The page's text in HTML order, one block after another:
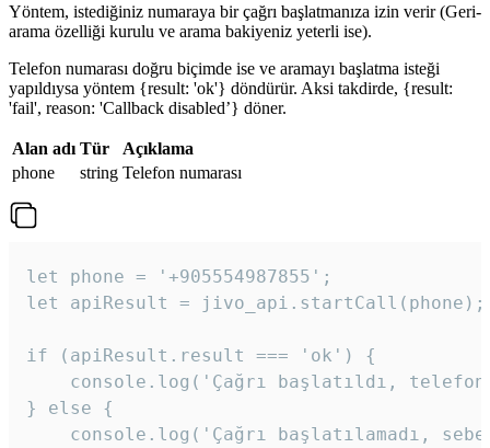
Yöntem, istediğiniz numaraya bir çağrı başlatmanıza izin verir (Geri-
arama özelliği kurulu ve arama bakiyeniz yeterli ise).
Telefon numarası doğru biçimde ise ve aramayı başlatma isteği
yapıldıysa yöntem {result: 'ok'} döndürür. Aksi takdirde, {result:
'fail', reason: 'Callback disabled’} döner.
Alan adı Tür
Açıklama
phone
string Telefon numarası
let phone = '+905554987855';
let apiResult = jivo_api.startCall(phone);
if (apiResult.result === 'ok') {
console.log('Çağrı başlatıldı,
} else {
console.log('Çağrı başlatılamadı,